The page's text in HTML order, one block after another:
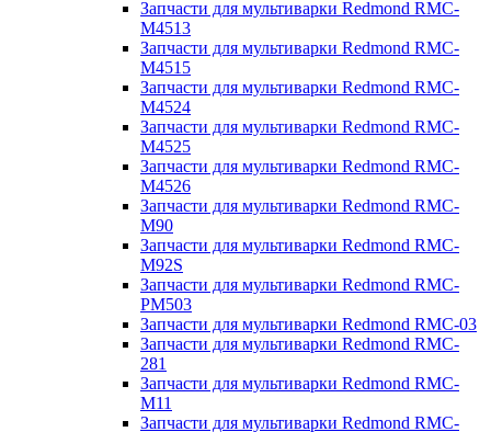
Запчасти для мультиварки Redmond RMC-
M4513
Запчасти для мультиварки Redmond RMC-
M4515
Запчасти для мультиварки Redmond RMC-
M4524
Запчасти для мультиварки Redmond RMC-
M4525
Запчасти для мультиварки Redmond RMC-
M4526
Запчасти для мультиварки Redmond RMC-
M90
Запчасти для мультиварки Redmond RMC-
M92S
Запчасти для мультиварки Redmond RMC-
PM503
Запчасти для мультиварки Redmond RMC-03
Запчасти для мультиварки Redmond RMC-
281
Запчасти для мультиварки Redmond RMC-
M11
Запчасти для мультиварки Redmond RMC-